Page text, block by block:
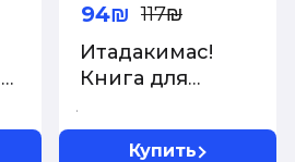
.
Итадакимас!
Книга для
рецептов
94₪ 117₪
Купить